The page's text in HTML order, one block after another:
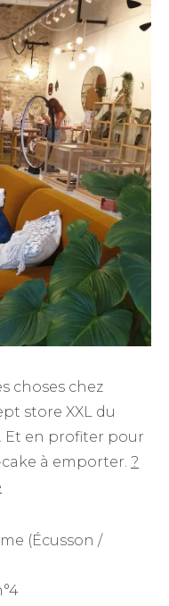
choses chez
store XXL du
Et en profiter pour
à emporter. ?
(Écusson /